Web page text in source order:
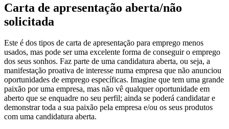
Carta de apresentação aberta/não
solicitada
Este é dos tipos de carta de apresentação para emprego menos
usados, mas pode ser uma excelente forma de conseguir o emprego
dos seus sonhos. Faz parte de uma candidatura aberta, ou seja, a
manifestação proativa de interesse numa empresa que não anunciou
oportunidades de emprego específicas. Imagine que tem uma grande
paixão por uma empresa, mas não vê qualquer oportunidade em
aberto que se enquadre no seu perfil; ainda se poderá candidatar e
demonstrar toda a sua paixão pela empresa e/ou os seus produtos
com uma candidatura aberta.